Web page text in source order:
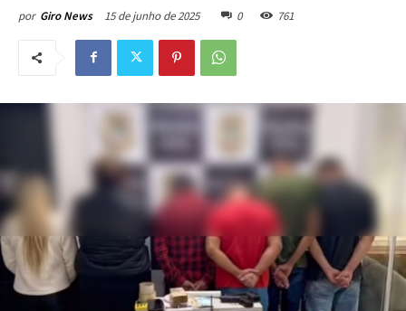
por Giro News 15 de junho de 2025 0 761